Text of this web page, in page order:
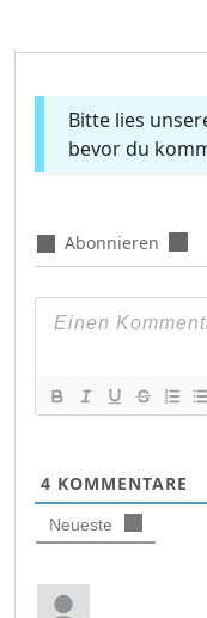
Bitte lies
bevor du
Abonnieren
4 KOMMENTARE
Neueste